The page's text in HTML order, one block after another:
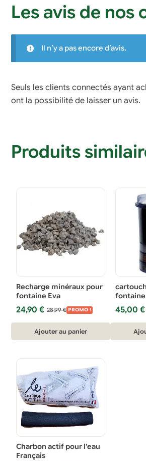
Les avis de nos
Il n’y a pas encore d’avis.
Seuls les clients connectés ayant
ont la possibilité de laisser un avis.
Produits
Recharge minéraux pour
fontaine Eva
28,99€
Le
initial
était :
24,90€
Le
actuel
est :
PROMO !
Ajouter au panier
fontaine
Le
initial
était :
45,00 €
Le
actuel
est :
Charbon actif pour l’eau
Français